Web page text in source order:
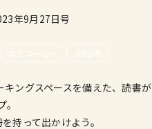
が効果的？～おすすめのお取り寄
や所要時間をご紹介！
GOURMET
年9月27日号
本とコーヒー 村山市
キングスペースを備えた、読書
持って出かけよう。